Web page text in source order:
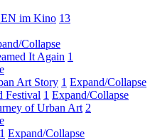
im Kino 13
Collapse
It Again 1
Art Story 1 Expand/Collapse
Festival 1 Expand/Collapse
of Urban Art 2
1 Expand/Collapse